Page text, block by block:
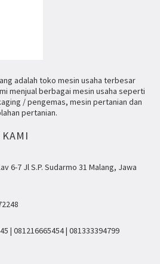
adalah toko mesin usaha terbesar
menjual berbagai mesin usaha seperti
/ pengemas, mesin pertanian dan
pertanian.
6-7 Jl S.P. Sudarmo 31 Malang, Jawa
| 081216665454 | 081333394799